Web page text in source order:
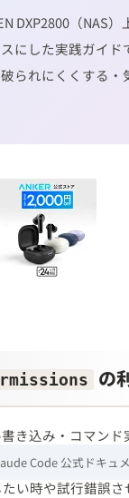
DXP2800（NAS
にした実践ガイ
られにくくする
の
き込み・コマン
Code 公式ドキュ
い時や試行錯誤